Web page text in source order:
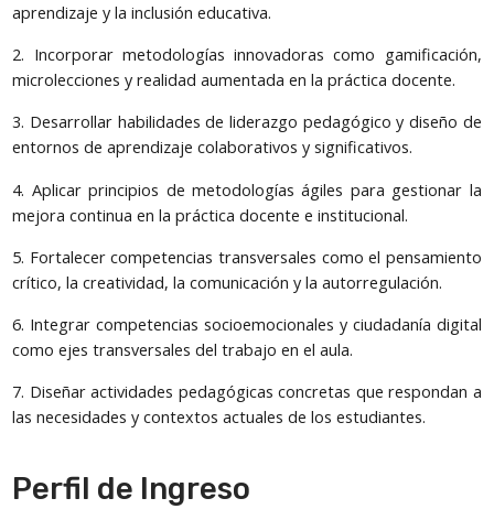
aprendizaje y la inclusión educativa.
2. Incorporar metodologías innovadoras como gamificación,
microlecciones y realidad aumentada en la práctica docente.
3. Desarrollar habilidades de liderazgo pedagógico y diseño de
entornos de aprendizaje colaborativos y significativos.
4. Aplicar principios de metodologías ágiles para gestionar la
mejora continua en la práctica docente e institucional.
5. Fortalecer competencias transversales como el pensamiento
crítico, la creatividad, la comunicación y la autorregulación.
6. Integrar competencias socioemocionales y ciudadanía digital
como ejes transversales del trabajo en el aula.
7. Diseñar actividades pedagógicas concretas que respondan a
las necesidades y contextos actuales de los estudiantes.
Perfil de Ingreso